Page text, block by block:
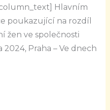
Hlavním
poukazující na rozdíl
žen ve společnosti
2024, Praha – Ve dnech